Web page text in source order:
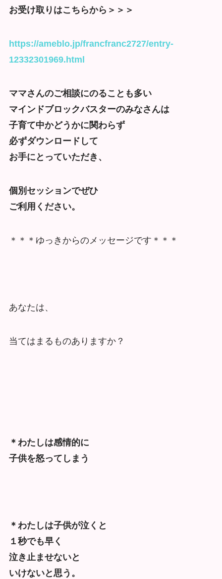
お受け取りはこちらから＞＞＞
https://ameblo.jp/francfranc2727/entry-
12332301969.html
ママさんのご相談にのることも多い
マインドブロックバスターのみなさんは
子育て中かどうかに関わらず
必ずダウンロードして
お手にとっていただき、
個別セッションでぜひ
ご利用ください。
＊＊＊ゆっきからのメッセージです＊＊＊
あなたは、
当てはまるものありますか？
＊わたしは感情的に
子供を怒ってしまう
＊わたしは子供が泣くと
１秒でも早く
泣き止ませないと
いけないと思う。